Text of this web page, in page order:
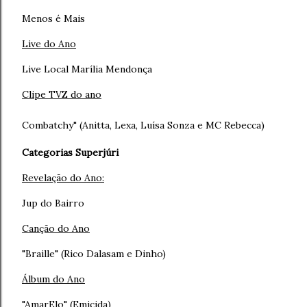
Menos é Mais
Live do Ano
Live Local Marília Mendonça
Clipe TVZ do ano
Combatchy" (Anitta, Lexa, Luísa Sonza e MC Rebecca)
Categorias Superjúri
Revelação do Ano:
Jup do Bairro
Canção do Ano
"Braille" (Rico Dalasam e Dinho)
Álbum do Ano
"AmarElo" (Emicida)